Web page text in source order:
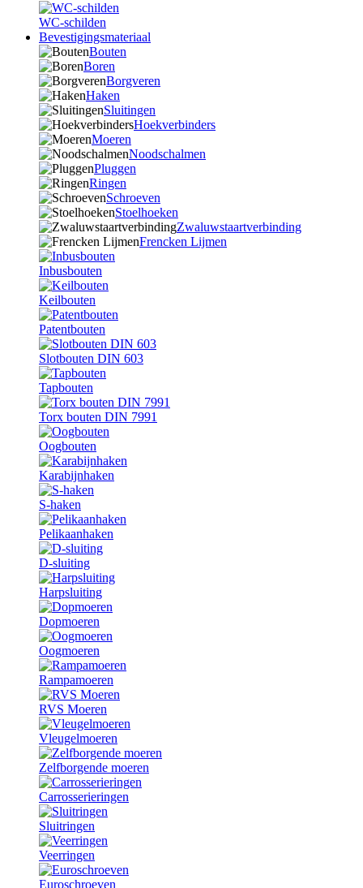
WC-schilden
Bevestigingsmateriaal
Bouten
Boren
Borgveren
Haken
Sluitingen
Hoekverbinders
Moeren
Noodschalmen
Pluggen
Ringen
Schroeven
Stoelhoeken
Zwaluwstaartverbinding
Frencken Lijmen
Inbusbouten
Keilbouten
Patentbouten
Slotbouten DIN 603
Tapbouten
Torx bouten DIN 7991
Oogbouten
Karabijnhaken
S-haken
Pelikaanhaken
D-sluiting
Harpsluiting
Dopmoeren
Oogmoeren
Rampamoeren
RVS Moeren
Vleugelmoeren
Zelfborgende moeren
Carrosserieringen
Sluitringen
Veerringen
Euroschroeven